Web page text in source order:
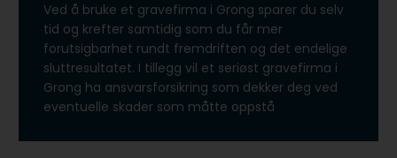
Ved å bruke et gravefirma i Grong sparer du selv
tid og krefter samtidig som du får mer
forutsigbarhet rundt fremdriften og det endelige
sluttresultatet. I tillegg vil et seriøst gravefirma i
Grong ha ansvarsforsikring som dekker deg ved
eventuelle skader som måtte oppstå